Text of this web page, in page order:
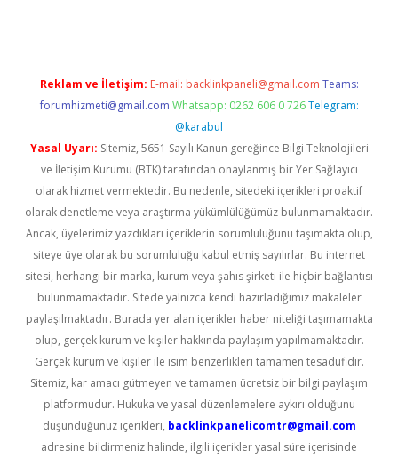
Reklam ve İletişim: E-mail: backlinkpaneli@gmail.com Teams:
forumhizmeti@gmail.com Whatsapp: 0262 606 0 726 Telegram:
@karabul
Yasal Uyarı: Sitemiz, 5651 Sayılı Kanun gereğince Bilgi Teknolojileri
ve İletişim Kurumu (BTK) tarafından onaylanmış bir Yer Sağlayıcı
olarak hizmet vermektedir. Bu nedenle, sitedeki içerikleri proaktif
olarak denetleme veya araştırma yükümlülüğümüz bulunmamaktadır.
Ancak, üyelerimiz yazdıkları içeriklerin sorumluluğunu taşımakta olup,
siteye üye olarak bu sorumluluğu kabul etmiş sayılırlar. Bu internet
sitesi, herhangi bir marka, kurum veya şahıs şirketi ile hiçbir bağlantısı
bulunmamaktadır. Sitede yalnızca kendi hazırladığımız makaleler
paylaşılmaktadır. Burada yer alan içerikler haber niteliği taşımamakta
olup, gerçek kurum ve kişiler hakkında paylaşım yapılmamaktadır.
Gerçek kurum ve kişiler ile isim benzerlikleri tamamen tesadüfidir.
Sitemiz, kar amacı gütmeyen ve tamamen ücretsiz bir bilgi paylaşım
platformudur. Hukuka ve yasal düzenlemelere aykırı olduğunu
düşündüğünüz içerikleri, backlinkpanelicomtr@gmail.com
adresine bildirmeniz halinde, ilgili içerikler yasal süre içerisinde